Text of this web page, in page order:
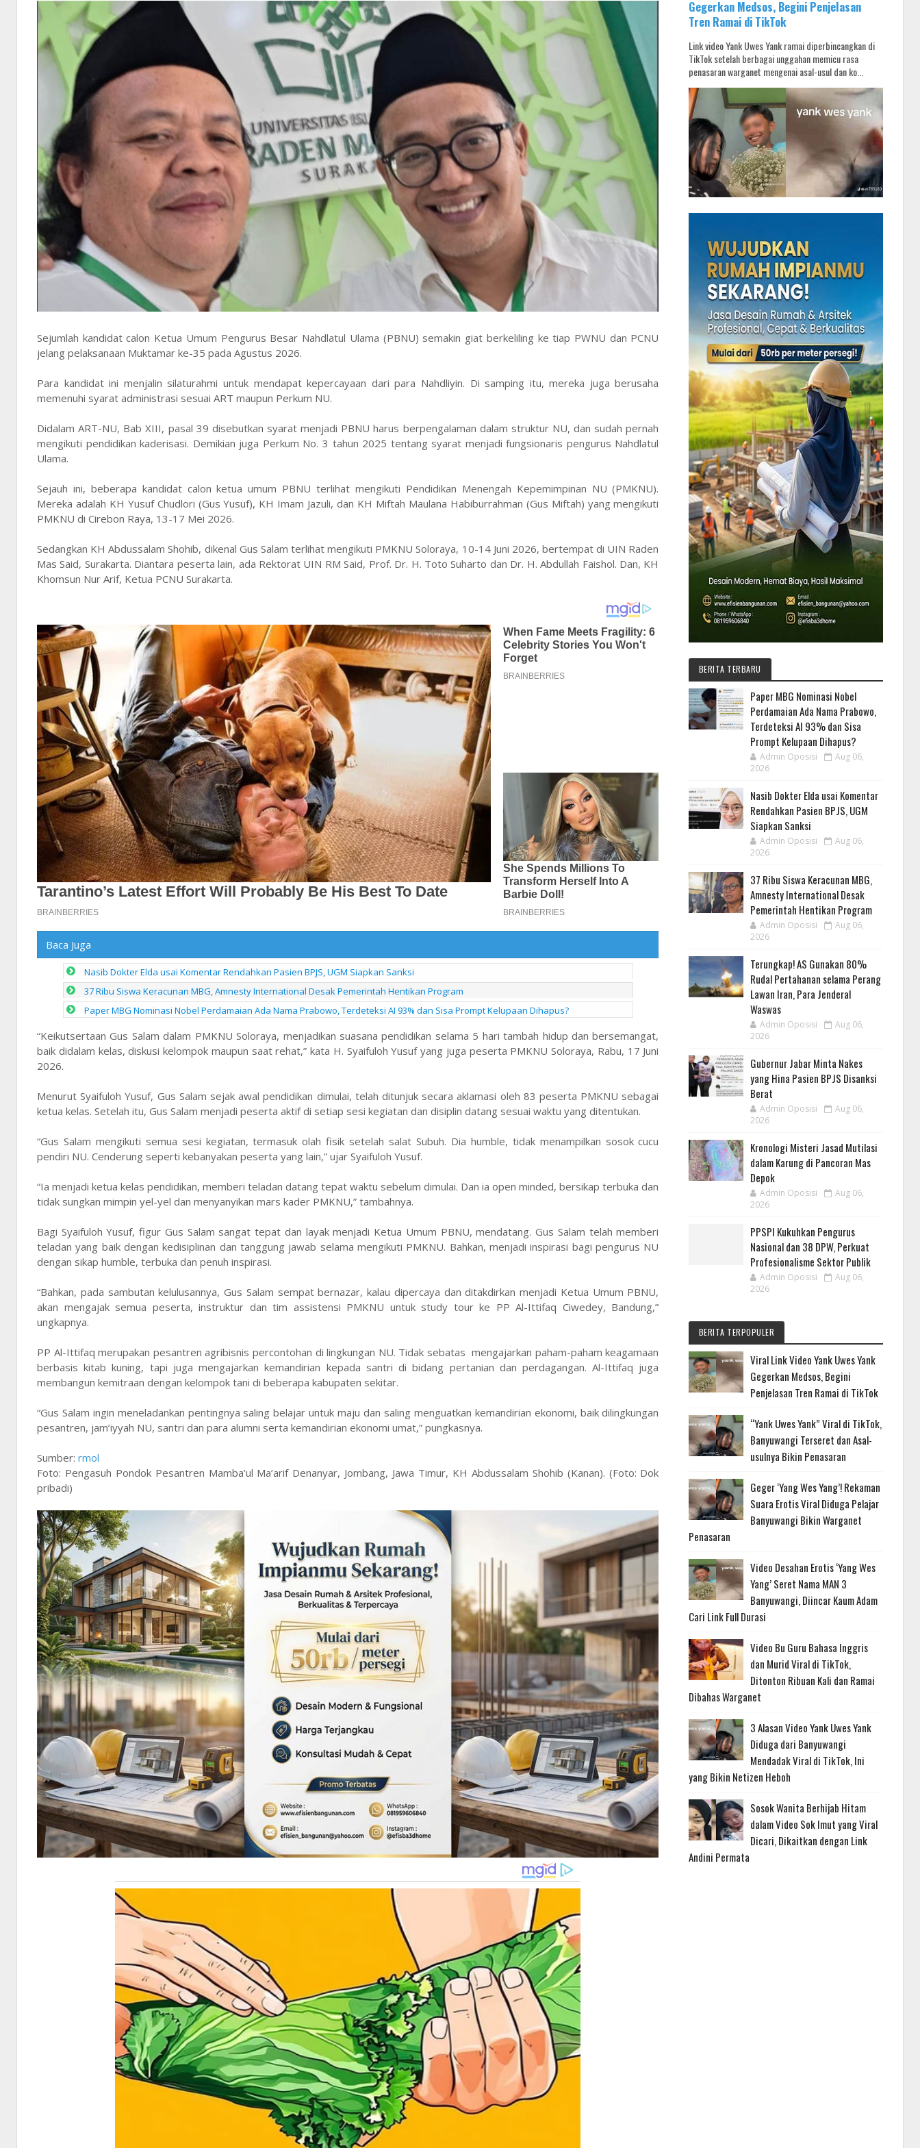
Sejumlah kandidat calon Ketua Umum Pengurus Besar Nahdlatul Ulama (PBNU) semakin giat berkeliling ke tiap PWNU dan PCNU
jelang pelaksanaan Muktamar ke-35 pada Agustus 2026.
Para kandidat ini menjalin silaturahmi untuk mendapat kepercayaan dari para Nahdliyin. Di samping itu, mereka juga berusaha
memenuhi syarat administrasi sesuai ART maupun Perkum NU.
Didalam ART-NU, Bab XIII, pasal 39 disebutkan syarat menjadi PBNU harus berpengalaman dalam struktur NU, dan sudah pernah
mengikuti pendidikan kaderisasi. Demikian juga Perkum No. 3 tahun 2025 tentang syarat menjadi fungsionaris pengurus Nahdlatul
Ulama.
Sejauh ini, beberapa kandidat calon ketua umum PBNU terlihat mengikuti Pendidikan Menengah Kepemimpinan NU (PMKNU).
Mereka adalah KH Yusuf Chudlori (Gus Yusuf), KH Imam Jazuli, dan KH Miftah Maulana Habiburrahman (Gus Miftah) yang mengikuti
PMKNU di Cirebon Raya, 13-17 Mei 2026.
Sedangkan KH Abdussalam Shohib, dikenal Gus Salam terlihat mengikuti PMKNU Soloraya, 10-14 Juni 2026, bertempat di UIN Raden
Mas Said, Surakarta. Diantara peserta lain, ada Rektorat UIN RM Said, Prof. Dr. H. Toto Suharto dan Dr. H. Abdullah Faishol. Dan, KH
Khomsun Nur Arif, Ketua PCNU Surakarta.
Baca Juga
Nasib Dokter Elda usai Komentar Rendahkan Pasien BPJS, UGM Siapkan Sanksi
37 Ribu Siswa Keracunan MBG, Amnesty International Desak Pemerintah Hentikan Program
Paper MBG Nominasi Nobel Perdamaian Ada Nama Prabowo, Terdeteksi AI 93% dan Sisa Prompt Kelupaan Dihapus?
“Keikutsertaan Gus Salam dalam PMKNU Soloraya, menjadikan suasana pendidikan selama 5 hari tambah hidup dan bersemangat,
baik didalam kelas, diskusi kelompok maupun saat rehat,” kata H. Syaifuloh Yusuf yang juga peserta PMKNU Soloraya, Rabu, 17 Juni
2026.
Menurut Syaifuloh Yusuf, Gus Salam sejak awal pendidikan dimulai, telah ditunjuk secara aklamasi oleh 83 peserta PMKNU sebagai
ketua kelas. Setelah itu, Gus Salam menjadi peserta aktif di setiap sesi kegiatan dan disiplin datang sesuai waktu yang ditentukan.
“Gus Salam mengikuti semua sesi kegiatan, termasuk olah fisik setelah salat Subuh. Dia humble, tidak menampilkan sosok cucu
pendiri NU. Cenderung seperti kebanyakan peserta yang lain,” ujar Syaifuloh Yusuf.
“Ia menjadi ketua kelas pendidikan, memberi teladan datang tepat waktu sebelum dimulai. Dan ia open minded, bersikap terbuka dan
tidak sungkan mimpin yel-yel dan menyanyikan mars kader PMKNU,” tambahnya.
Bagi Syaifuloh Yusuf, figur Gus Salam sangat tepat dan layak menjadi Ketua Umum PBNU, mendatang. Gus Salam telah memberi
teladan yang baik dengan kedisiplinan dan tanggung jawab selama mengikuti PMKNU. Bahkan, menjadi inspirasi bagi pengurus NU
dengan sikap humble, terbuka dan penuh inspirasi.
“Bahkan, pada sambutan kelulusannya, Gus Salam sempat bernazar, kalau dipercaya dan ditakdirkan menjadi Ketua Umum PBNU,
akan mengajak semua peserta, instruktur dan tim assistensi PMKNU untuk study tour ke PP Al-Ittifaq Ciwedey, Bandung,”
ungkapnya.
PP Al-Ittifaq merupakan pesantren agribisnis percontohan di lingkungan NU. Tidak sebatas mengajarkan paham-paham keagamaan
berbasis kitab kuning, tapi juga mengajarkan kemandirian kepada santri di bidang pertanian dan perdagangan. Al-Ittifaq juga
membangun kemitraan dengan kelompok tani di beberapa kabupaten sekitar.
“Gus Salam ingin meneladankan pentingnya saling belajar untuk maju dan saling menguatkan kemandirian ekonomi, baik dilingkungan
pesantren, jam’iyyah NU, santri dan para alumni serta kemandirian ekonomi umat,” pungkasnya.
Sumber: rmol
Foto: Pengasuh Pondok Pesantren Mamba’ul Ma’arif Denanyar, Jombang, Jawa Timur, KH Abdussalam Shohib (Kanan). (Foto: Dok
pribadi)
Gegerkan Medsos, Begini Penjelasan
Tren Ramai di TikTok
Link video Yank Uwes Yank ramai diperbincangkan di
TikTok setelah berbagai unggahan memicu rasa
penasaran warganet mengenai asal-usul dan ko...
BERITA TERBARU
Paper MBG Nominasi Nobel
Perdamaian Ada Nama Prabowo,
Terdeteksi AI 93% dan Sisa
Prompt Kelupaan Dihapus?
Admin Oposisi
Aug 06,
2026
Nasib Dokter Elda usai Komentar
Rendahkan Pasien BPJS, UGM
Siapkan Sanksi
Admin Oposisi
Aug 06,
2026
37 Ribu Siswa Keracunan MBG,
Amnesty International Desak
Pemerintah Hentikan Program
Admin Oposisi
Aug 06,
2026
Terungkap! AS Gunakan 80%
Rudal Pertahanan selama Perang
Lawan Iran, Para Jenderal
Waswas
Admin Oposisi
Aug 06,
2026
Gubernur Jabar Minta Nakes
yang Hina Pasien BPJS Disanksi
Berat
Admin Oposisi
Aug 06,
2026
Kronologi Misteri Jasad Mutilasi
dalam Karung di Pancoran Mas
Depok
Admin Oposisi
Aug 06,
2026
PPSPI Kukuhkan Pengurus
Nasional dan 38 DPW, Perkuat
Profesionalisme Sektor Publik
Admin Oposisi
Aug 06,
2026
BERITA TERPOPULER
Viral Link Video Yank Uwes Yank
Gegerkan Medsos, Begini
Penjelasan Tren Ramai di TikTok
“Yank Uwes Yank” Viral di TikTok,
Banyuwangi Terseret dan Asal-
usulnya Bikin Penasaran
Geger ‘Yang Wes Yang’! Rekaman
Suara Erotis Viral Diduga Pelajar
Banyuwangi Bikin Warganet
Penasaran
Video Desahan Erotis ‘Yang Wes
Yang’ Seret Nama MAN 3
Banyuwangi, Diincar Kaum Adam
Cari Link Full Durasi
Video Bu Guru Bahasa Inggris
dan Murid Viral di TikTok,
Ditonton Ribuan Kali dan Ramai
Dibahas Warganet
3 Alasan Video Yank Uwes Yank
Diduga dari Banyuwangi
Mendadak Viral di TikTok, Ini
yang Bikin Netizen Heboh
Sosok Wanita Berhijab Hitam
dalam Video Sok Imut yang Viral
Dicari, Dikaitkan dengan Link
Andini Permata